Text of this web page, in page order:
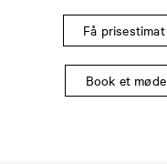
Få prisestimat
Book et møde